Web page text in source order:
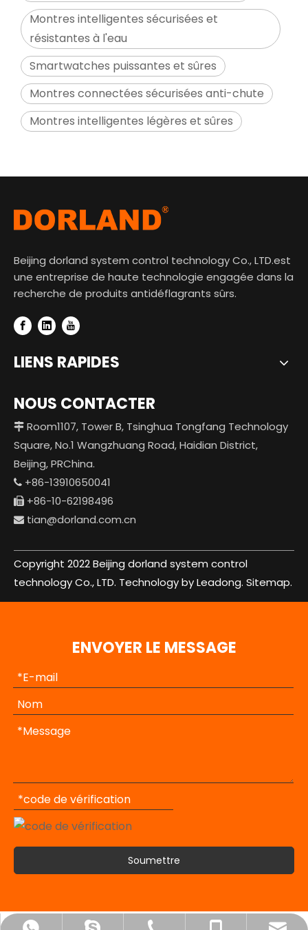
Montres intelligentes sécurisées et
résistantes à l'eau
Smartwatches puissantes et sûres
Montres connectées sécurisées anti-chute
Montres intelligentes légères et sûres
Beijing dorland system control technology Co., LTD.est
une entreprise de haute technologie engagée dans la
recherche de produits antidéflagrants sûrs.
LIENS RAPIDES
NOUS CONTACTER
 Room1107, Tower B, Tsinghua Tongfang Technology
Square, No.1 Wangzhuang Road, Haidian District,
Beijing, PRChina.
 +86-13910650041
 +86-10-62198496
 tian@dorland.com.cn
Copyright 2022 Beijing dorland system control
technology Co., LTD. Technology by Leadong. Sitemap.
ENVOYER LE MESSAGE
Soumettre